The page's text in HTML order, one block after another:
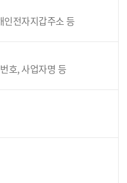
인전자지갑주소 등
호, 사업자명 등